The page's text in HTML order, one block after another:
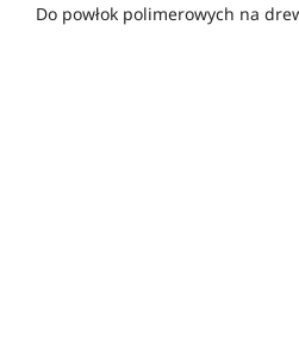
Do powłok polimerowych na